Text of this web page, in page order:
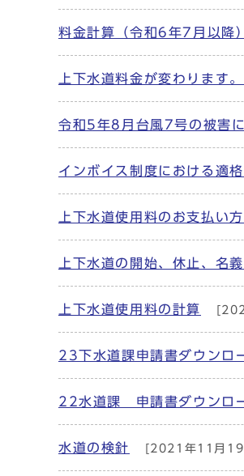
料金計算（令和6年7月以降）
上下水道料金が変わります
令和5年8月台風7号の被害
インボイス制度における適
上下水道使用料のお支払い
上下水道の開始、休止、名
上下水道使用料の計算
23下水道課申請書ダウンロ
22水道課 申請書ダウンロ
水道の検針 [2021年11月19